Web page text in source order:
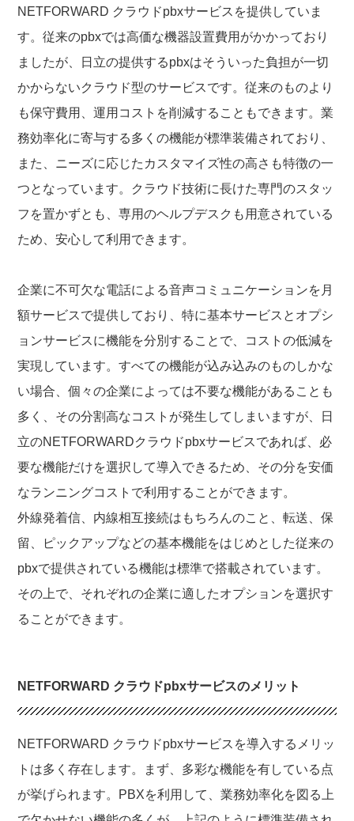
NETFORWARD クラウドpbxサービスを提供していま
す。従来のpbxでは高価な機器設置費用がかかっており
ましたが、日立の提供するpbxはそういった負担が一切
かからないクラウド型のサービスです。従来のものより
も保守費用、運用コストを削減することもできます。業
務効率化に寄与する多くの機能が標準装備されており、
また、ニーズに応じたカスタマイズ性の高さも特徴の一
つとなっています。クラウド技術に長けた専門のスタッ
フを置かずとも、専用のヘルプデスクも用意されている
ため、安心して利用できます。
企業に不可欠な電話による音声コミュニケーションを月
額サービスで提供しており、特に基本サービスとオプシ
ョンサービスに機能を分別することで、コストの低減を
実現しています。すべての機能が込み込みのものしかな
い場合、個々の企業によっては不要な機能があることも
多く、その分割高なコストが発生してしまいますが、日
立のNETFORWARDクラウドpbxサービスであれば、必
要な機能だけを選択して導入できるため、その分を安価
なランニングコストで利用することができます。
外線発着信、内線相互接続はもちろんのこと、転送、保
留、ピックアップなどの基本機能をはじめとした従来の
pbxで提供されている機能は標準で搭載されています。
その上で、それぞれの企業に適したオプションを選択す
ることができます。
NETFORWARD クラウドpbxサービスのメリット
NETFORWARD クラウドpbxサービスを導入するメリッ
トは多く存在します。まず、多彩な機能を有している点
が挙げられます。PBXを利用して、業務効率化を図る上